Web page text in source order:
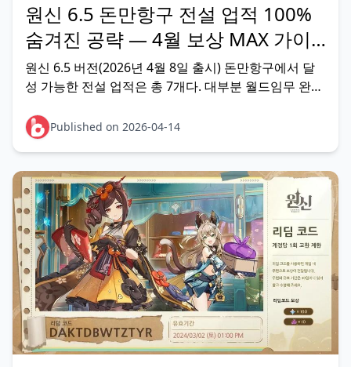
원신 6.5 돈만항구 전설 업적 100%
숨겨진 공략 — 4월 보상 MAX 가이
드
원신 6.5 버전(2026년 4월 8일 출시) 돈만항구에서 달
성 가능한 전설 업적은 총 7개다. 대부분 월드임무 완료
뜬다. 이 가이드는 각 업적의 숨겨진 조건, 권장 달성 순
서, 실패 시 재시도법까지 커뮤니티 검증
Published on 2026-04-14